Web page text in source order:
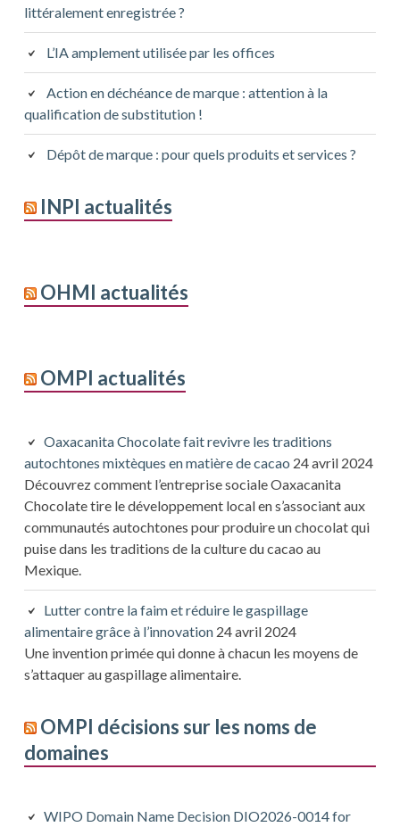
littéralement enregistrée ?
L’IA amplement utilisée par les offices
Action en déchéance de marque : attention à la
qualification de substitution !
Dépôt de marque : pour quels produits et services ?
INPI actualités
OHMI actualités
OMPI actualités
Oaxacanita Chocolate fait revivre les traditions
autochtones mixtèques en matière de cacao 24 avril 2024
Découvrez comment l’entreprise sociale Oaxacanita
Chocolate tire le développement local en s’associant aux
communautés autochtones pour produire un chocolat qui
puise dans les traditions de la culture du cacao au
Mexique.
Lutter contre la faim et réduire le gaspillage
alimentaire grâce à l’innovation 24 avril 2024
Une invention primée qui donne à chacun les moyens de
s’attaquer au gaspillage alimentaire.
OMPI décisions sur les noms de
domaines
WIPO Domain Name Decision DIO2026-0014 for